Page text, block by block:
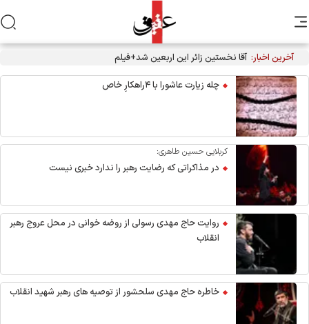
آخرین اخبار: آقا نخستین زائر این اربعین شد+فیلم
چله زیارت عاشورا با ۴راهکارِ خاص
کربلایی حسین طاهری:
در مذاکراتی که رضایت رهبر را ندارد خبری نیست
روایت حاج مهدی رسولی از روضه خوانی در محل عروج رهبر
انقلاب
خاطره حاج مهدی سلحشور از توصیه های رهبر شهید انقلاب